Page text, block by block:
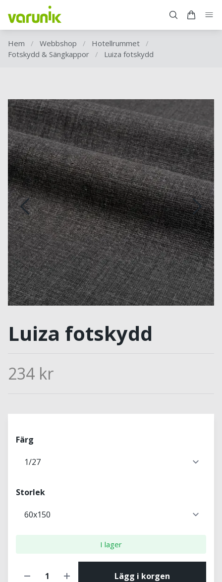
Hem / Webbshop / Hotellrummet /
Fotskydd & Sängkappor / Luiza fotskydd
Luiza fotskydd
234 kr
Färg
Storlek
I lager
Lägg i korgen